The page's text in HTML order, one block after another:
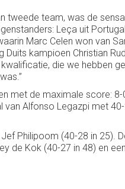
tweede team, was de
Leça uit
Marc Celen won van
kampioen Christian
die we hebben
met de maximale score:
van Alfonso Legazpi met
Philipoom (40-28 in 25).
de Kok (40-27 in 48) en